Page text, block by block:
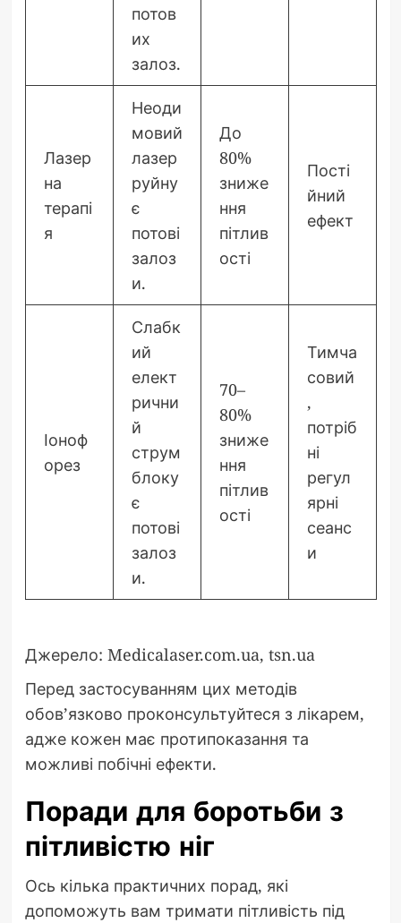
потов
их
залоз.
Лазер
на
терапі
я
Неоди
мовий
лазер
руйну
є
потові
залоз
и.
До
80%
зниже
ння
пітлив
ості
Пості
йний
ефект
Іоноф
орез
Слабк
ий
елект
рични
й
струм
блоку
є
потові
залоз
и.
70–
80%
зниже
ння
пітлив
ості
Тимча
совий
,
потріб
ні
регул
ярні
сеанс
и
Джерело: Medicalaser.com.ua, tsn.ua
Перед застосуванням цих методів
обов’язково проконсультуйтеся з лікарем,
адже кожен має протипоказання та
можливі побічні ефекти.
Поради для боротьби з
пітливістю ніг
Ось кілька практичних порад, які
допоможуть вам тримати пітливість під